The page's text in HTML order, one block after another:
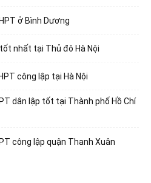
ở Bình Dương
nhất tại Thủ đô Hà Nội
công lập tại Hà Nội
dân lập tốt tại Thành phố Hồ Chí
công lập quận Thanh Xuân